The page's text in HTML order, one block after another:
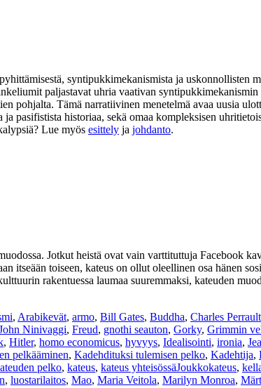
syntipukkimekanismista ja uskonnollisten
paljastavat uhria vaativan
pohjalta. Tämä narratiivinen menetelmä avaa uusia
pasifistista historiaa, sekä omaa kompleksisen
Lue myös esittely ja johdanto.
Jotkut heistä ovat vain varttituttuja Facebook
toiseen, kateus on ollut oleellinen osa hänen
rakentuessa laumaa suuremmaksi, kateuden
, Arabikevät, armo, Bill Gates, Buddha, Charles Perrault
Ninivaggi, Freud, gnothi seauton, Gorky, Grimmin
, Hitler, homo economicus, hyvyys, Idealisointi, ironia,
pelkääminen, Kadehdituksi tulemisen pelko, Kadehtija,
pelko, kateus, kateus yhteisössäJoukkokateus,
, luostarilaitos, Mao, Maria Veitola, Marilyn Monroa,